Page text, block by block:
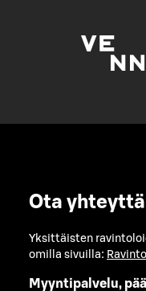
Ota yhteyttä
Yksittäisten
omilla sivuilla:
Myyntipalvelu,